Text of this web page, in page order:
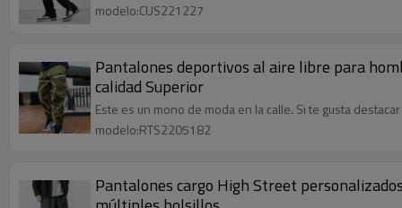
modelo:CUS221227
Pantalones deportivos al aire libre para
calidad Superior
Este es un mono de moda en la calle. Si te gusta
modelo:RTS2205182
Pantalones cargo High Street